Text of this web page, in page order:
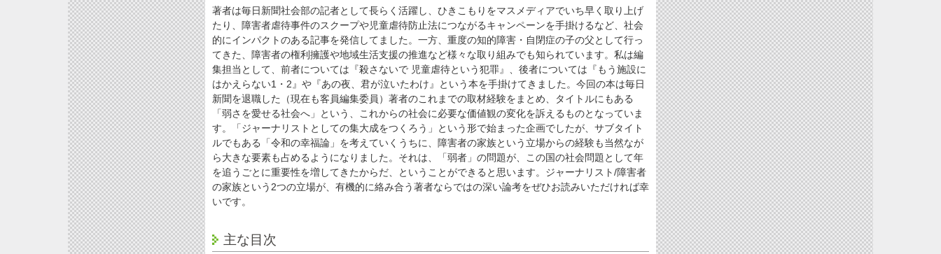
著者は毎日新聞社会部の記者として長らく活躍し、ひきこもりをマスメディアでいち早く取り上げ
たり、障害者虐待事件のスクープや児童虐待防止法につながるキャンペーンを手掛けるなど、社会
的にインパクトのある記事を発信してました。一方、重度の知的障害・自閉症の子の父として行っ
てきた、障害者の権利擁護や地域生活支援の推進など様々な取り組みでも知られています。私は編
集担当として、前者については『殺さないで 児童虐待という犯罪』、後者については『もう施設に
はかえらない1・2』や『あの夜、君が泣いたわけ』という本を手掛けてきました。今回の本は毎日
新聞を退職した（現在も客員編集委員）著者のこれまでの取材経験をまとめ、タイトルにもある
「弱さを愛せる社会へ」という、これからの社会に必要な価値観の変化を訴えるものとなっていま
す。「ジャーナリストとしての集大成をつくろう」という形で始まった企画でしたが、サブタイト
ルでもある「令和の幸福論」を考えていくうちに、障害者の家族という立場からの経験も当然なが
ら大きな要素も占めるようになりました。それは、「弱者」の問題が、この国の社会問題として年
を追うごとに重要性を増してきたからだ、ということができると思います。ジャーナリスト/障害者
の家族という2つの立場が、有機的に絡み合う著者ならではの深い論考をぜひお読みいただければ幸
いです。
主な目次